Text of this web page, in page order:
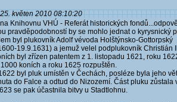
25. květen 2010 08:10:20
Knihovnu VHÚ - Referát historických
pravděpodobností by se mohlo jednat o kyrysnický
byl plukovník Adolf vévoda Holštýnsko-Gottorpský
19.9.1631) a jemuž velel podplukovník Christián
byl zřízen patentem z 1. listopadu 1621, roku
koních a roku 1625 rozpuštěn.
byl pluk umístěn v Čechách, posléze byla jeho
do Falce a odtud do Nizozemí. Část pluku zůstala
se pak účastnila bitvy u Stadtlohnu.